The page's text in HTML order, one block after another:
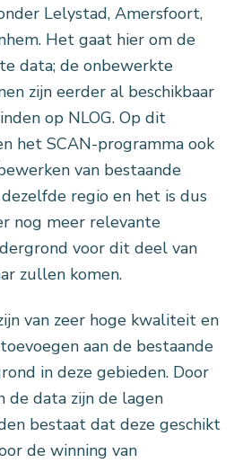
Lelystad, Amersfoort,
Het gaat hier om de
data; de onbewerkte
zijn eerder al beschikbaar
op NLOG. Op dit
het SCAN-programma ook
van bestaande
regio en het is dus
nog meer relevante
voor dit deel van
zullen komen.
van zeer hoge kwaliteit en
aan de bestaande
in deze gebieden. Door
de data zijn de lagen
bestaat dat deze geschikt
de winning van